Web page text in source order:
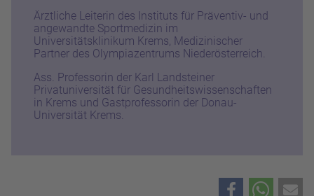
Ärztliche Leiterin des Instituts für Präventiv- und
angewandte Sportmedizin im
Universitätsklinikum Krems, Medizinischer
Partner des Olympiazentrums Niederösterreich.
Ass. Professorin der Karl Landsteiner
Privatuniversität für Gesundheitswissenschaften
in Krems und Gastprofessorin der Donau-
Universität Krems.